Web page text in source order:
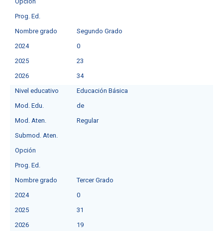
Prog. Ed.
Nombre grado
Segundo Grado
2024
0
2025
23
2026
34
Nivel educativo
Educación Básica
Mod. Edu.
de
Mod. Aten.
Regular
Submod. Aten.
Opción
Prog. Ed.
Nombre grado
Tercer Grado
2024
0
2025
31
2026
19